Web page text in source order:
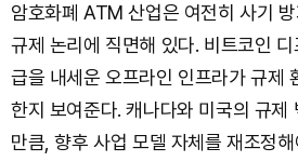
암호화폐 ATM 산업은 여전히 사기
규제 논리에 직면해 있다. 비트코인 디
급을 내세운 오프라인 인프라가 규제
한지 보여준다. 캐나다와 미국의 규제
만큼, 향후 사업 모델 자체를 재조정